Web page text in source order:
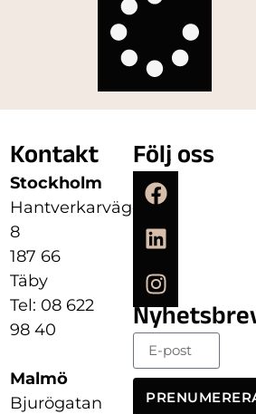
Kontakt
Stockholm
Hantverkarvägen
8
187 66
Täby
Tel: 08 622
98 40
Malmö
Bjurögatan
Följ oss